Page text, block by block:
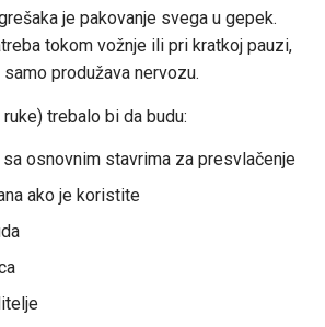
je pakovanje svega u gepek.
tokom vožnje ili pri kratkoj pauzi,
produžava nervozu.
trebalo bi da budu:
sa osnovnim stavrima za presvlačenje
ako je koristite